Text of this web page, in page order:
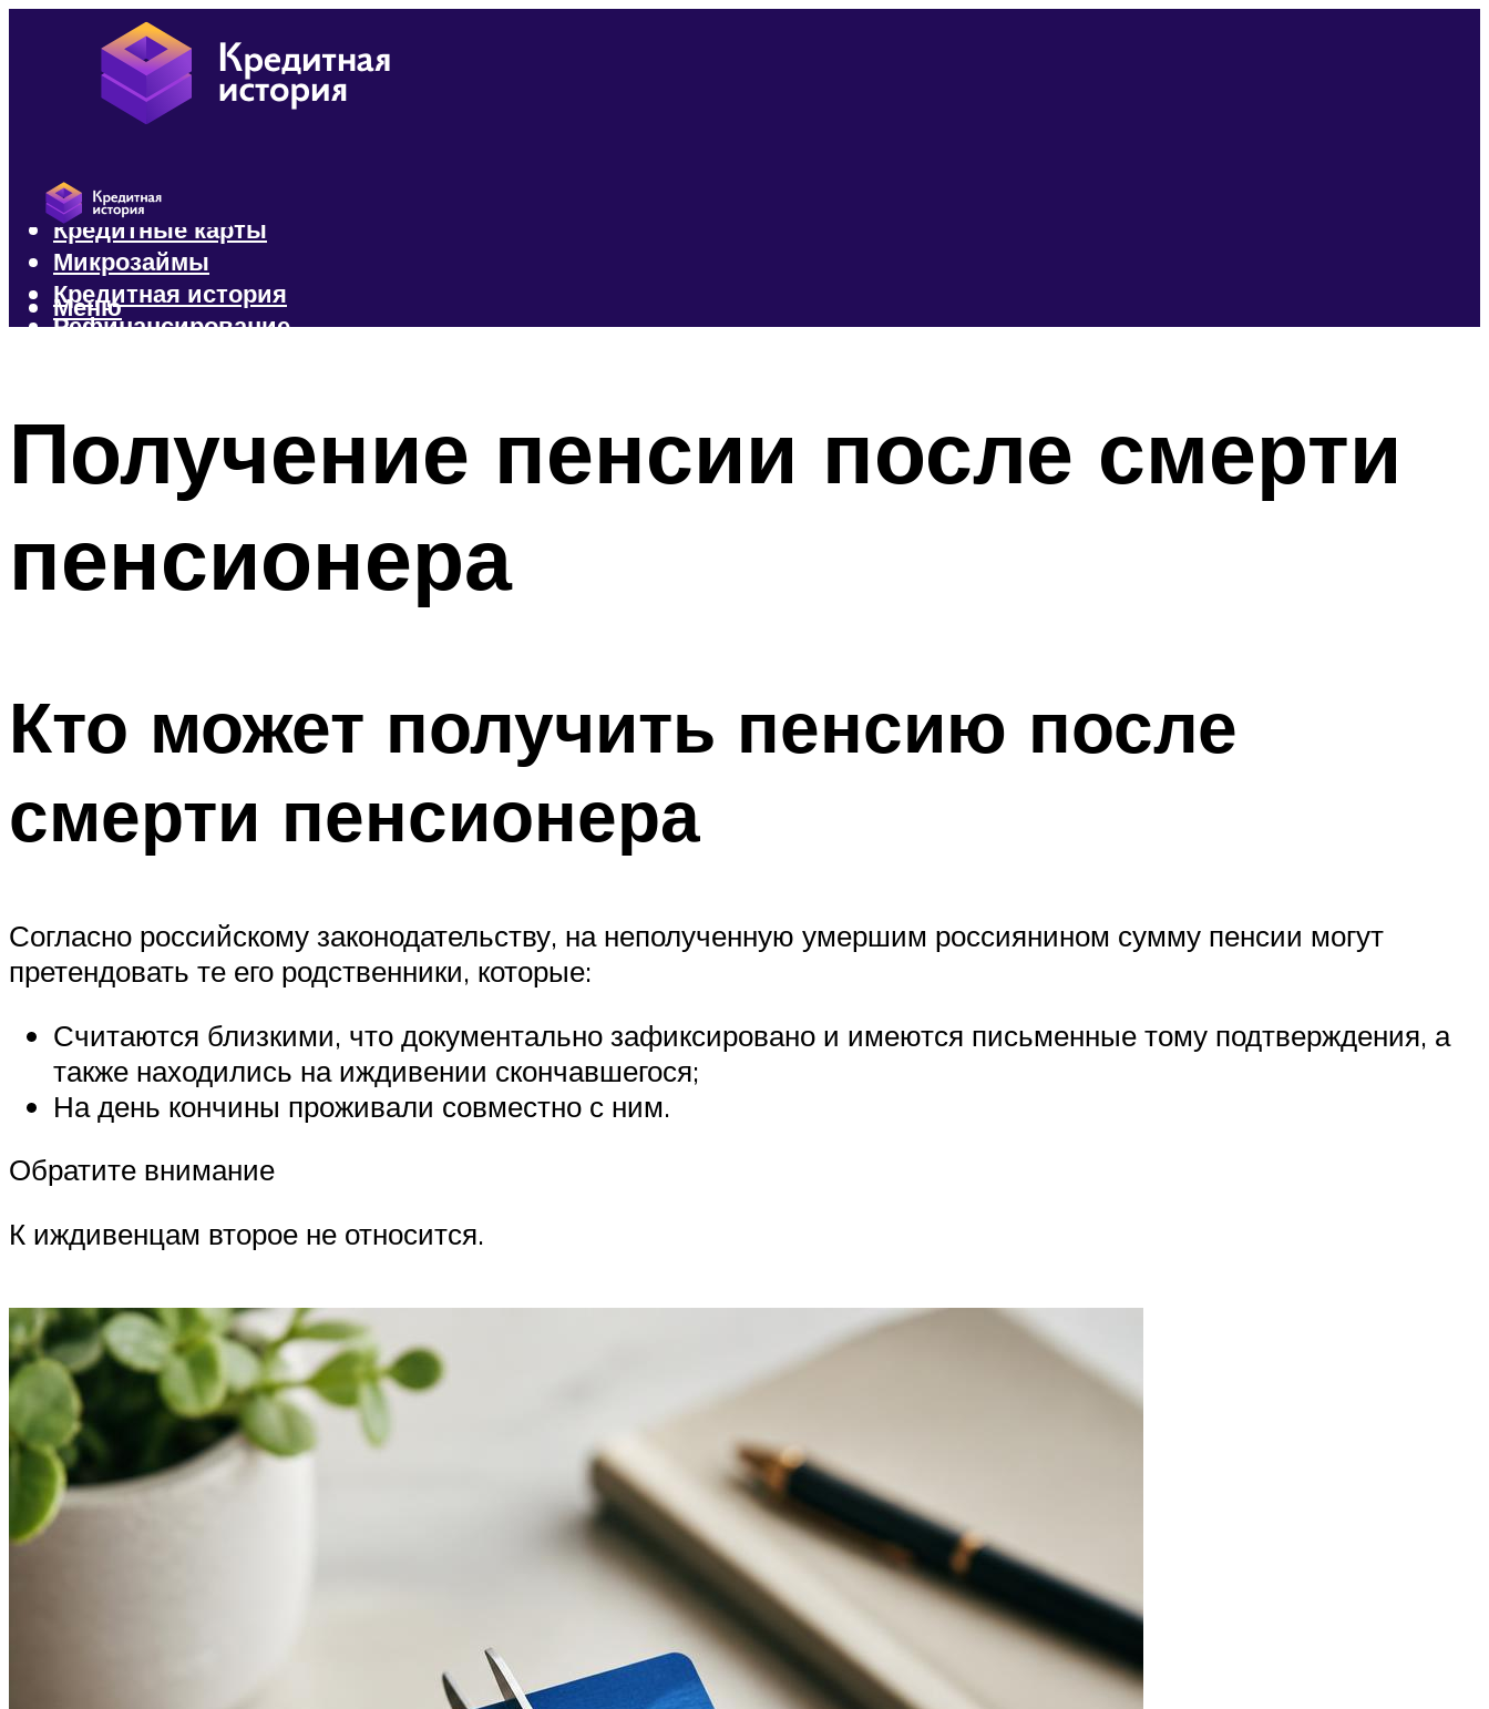
Кредиты
Кредитные карты
Микрозаймы
Кредитная история
Рефинансирование
Меню
Получение пенсии после смерти
пенсионера
Кто может получить пенсию после
смерти пенсионера
Согласно российскому законодательству, на неполученную умершим россиянином сумму пенсии могут
претендовать те его родственники, которые:
Считаются близкими, что документально зафиксировано и имеются письменные тому подтверждения, а
также находились на иждивении скончавшегося;
На день кончины проживали совместно с ним.
Обратите внимание
К иждивенцам второе не относится.